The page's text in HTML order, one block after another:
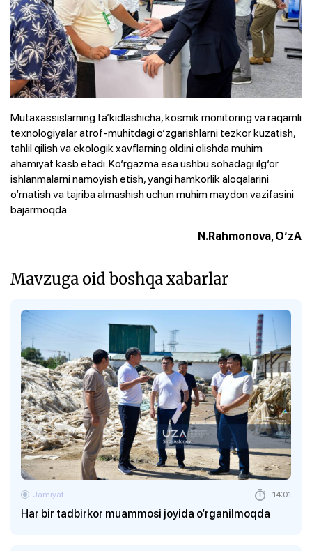
Mutaxassislarning ta’kidlashicha, kosmik monitoring va raqamli
texnologiyalar atrof-muhitdagi o‘zgarishlarni tezkor kuzatish,
tahlil qilish va ekologik xavflarning oldini olishda muhim
ahamiyat kasb etadi. Ko‘rgazma esa ushbu sohadagi ilg‘or
ishlanmalarni namoyish etish, yangi hamkorlik aloqalarini
o‘rnatish va tajriba almashish uchun muhim maydon vazifasini
bajarmoqda.
N.Rahmonova, O‘zA
Mavzuga oid boshqa xabarlar
Har bir tadbirkor muammosi joyida o‘rganilmoqda
Jamiyat 14:01